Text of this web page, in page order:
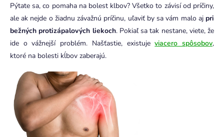
Pýtate sa, co pomaha na bolest klbov? Všetko to závisí od príčiny,
ale ak nejde o žiadnu závažnú príčinu, uľaviť by sa vám malo aj pri
bežných protizápalových liekoch. Pokiaľ sa tak nestane, viete, že
ide o vážnejší problém. Našťastie, existujeviacero spôsobov,
ktoré na bolesti kĺbov zaberajú.